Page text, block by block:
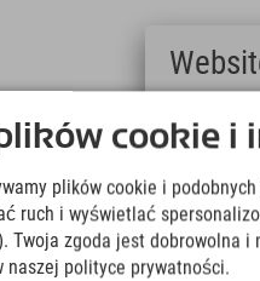
cookie i
plików cookie i
ruch i wyświetlać
Twoja zgoda jest dobrowolna
naszej polityce prywatności.
Deutsch
(German)
(English)
Italiano
(Italian)
Čeština